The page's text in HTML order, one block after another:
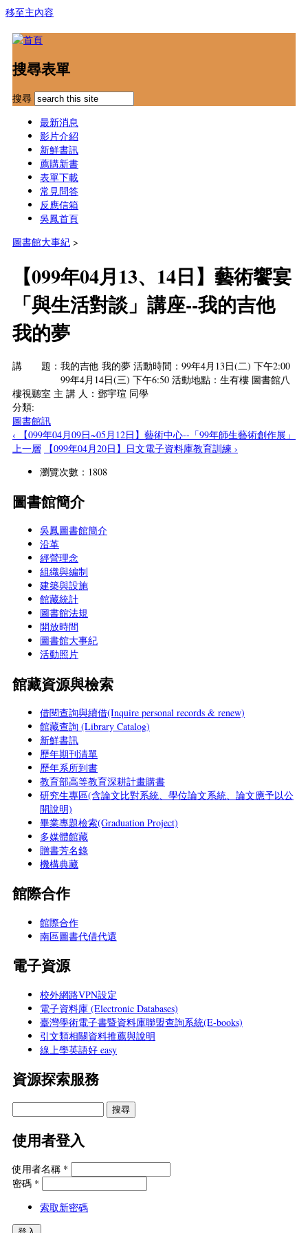
移至主內容
搜尋表單
搜尋
最新消息
影片介紹
新鮮書訊
薦購新書
表單下載
常見問答
反應信箱
吳鳳首頁
圖書館大事紀 >
【099年04月13、14日】藝術饗宴
「與生活對談」講座--我的吉他
我的夢
講 題：我的吉他 我的夢 活動時間：99年4月13日(二) 下午2:00
99年4月14日(三) 下午6:50 活動地點：生有樓 圖書館八
樓視聽室 主 講 人：鄧宇瑄 同學
分類:
圖書館訊
‹ 【099年04月09日~05月12日】藝術中心--「99年師生藝術創作展」
上一層
【099年04月20日】日文電子資料庫教育訓練 ›
瀏覽次數：1808
圖書館簡介
吳鳳圖書館簡介
沿革
經營理念
組織與編制
建築與設施
館藏統計
圖書館法規
開放時間
圖書館大事紀
活動照片
館藏資源與檢索
借閱查詢與續借(Inquire personal records & renew)
館藏查詢 (Library Catalog)
新鮮書訊
歷年期刊清單
歷年系所到書
教育部高等教育深耕計畫購書
研究生專區(含論文比對系統、學位論文系統、論文應予以公
開說明)
畢業專題檢索(Graduation Project)
多媒體館藏
贈書芳名錄
機構典藏
館際合作
館際合作
南區圖書代借代還
電子資源
校外網路VPN設定
電子資料庫 (Electronic Databases)
臺灣學術電子書暨資料庫聯盟查詢系統(E-books)
引文類相關資料推薦與說明
線上學英語好 easy
資源探索服務
使用者登入
使用者名稱 *
密碼 *
索取新密碼